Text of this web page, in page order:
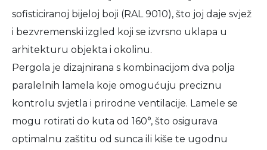
sofisticiranoj bijeloj boji (RAL 9010), što joj daje svjež
i bezvremenski izgled koji se izvrsno uklapa u
arhitekturu objekta i okolinu.
Pergola je dizajnirana s kombinacijom dva polja
paralelnih lamela koje omogućuju preciznu
kontrolu svjetla i prirodne ventilacije. Lamele se
mogu rotirati do kuta od 160°, što osigurava
optimalnu zaštitu od sunca ili kiše te ugodnu